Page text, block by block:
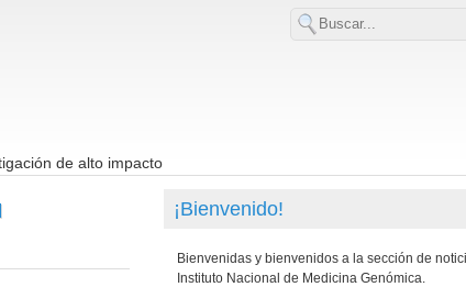
de alto impacto
¡Bienvenido!
Bienvenidas y bienvenidos a la sección de
Instituto Nacional de Medicina Genómica.